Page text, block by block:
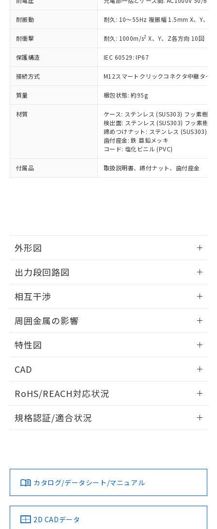
耐振動 耐久: 10～55Hz 複振幅 1.5mm X、Y、Z
耐衝撃 耐久: 1000m/s2 X、Y、Z各方向 10回
保護構造 IEC 60529: IP67
接続方式 M12スマートクリックコネクタ中継タイ
質量 梱包状態: 約95g
材質
ケース: ステンレス (SUS303) フッ素樹脂
検出面: ステンレス (SUS303) フッ素樹脂
締めつけナット: ステンレス (SUS303) フ
歯付座金: 鉄 亜鉛メッキ
コード: 塩化ビニル (PVC)
付属品 取扱説明書、締付ナット、歯付座金
外形図
外形図
出力段回路図
出力段回路図
タイムチャート
相互干渉
相互干渉
A: 65mm以上、B: 60mm以上
周囲金属の影響
周囲金属の影響
L: 12mm以上、φd: 80mm以上、D: 12mm以上、m: 20mm
以上、n: 80mm以上
金属埋め込み
特性図
検出物体の大きさと材質による影響
CAD
ドすることができます。
ログイン/会員登録
ダウンロードデータをご利用いただく前に、以下を必ずお読
みください。
ソフトウェアの使用条件
RoHS/REACH対応状況
EU RoHS 注意事項・凡例
対応済み
中国 RoHS 注意事項・凡例
規格認証/適合状況
LR型式承認
（イギリス
船舶規格）
DNV型式承認
（ノルウェー
BV型式承認
（フランス
KR型式
（韓国
カタログ/データシート/マニュアル
2D CADデータ
タに基づき作成されるものであり、閲
覧された時点での実際の在庫および標
準価格とは異なる場合があることをご
了承ください。
様のお取引先、またはお客様担当のオ
ムロン制御機器販売店・当社販売員に
オムロン制御機器販売店や当社販売拠
販売ネットワーク
」をご確認
在庫状況および標準価格結果を当社の
事前の承諾なく第三者に漏洩または開
示しないようお願いします。
マイパーツ機能（部品リスト作成サー
ビス）をご利用いただくには、I-Web
引・商談に必要な範囲で利用すること
の共同利用に関して"
用者の範囲」に記載されている法人を
指します。
ミウム(Cd) 100ppm以下、
六価クロム(Cr(Ⅵ)) 1000ppm以下、ポリ臭化ビフェニル
類(PBB) 1000ppm以下、ポリ臭化ジフェニルエーテル類
(PBDE) 1000ppm以下、フタル酸ビス(2-エチルヘキシ
ル) (DEHP)(別名：DOP) 1000ppm以下、フタル酸ブチ
ルベンジル（BBP） 1000ppm以下、フタル酸ジブチル
（DBP） 1000ppm以下、フタル酸ジイソブチル
(DIBP) 1000ppm以下
但し、RoHS指令で産業用監視および制御機器に対する
フタル酸エステル類の４物質については閾値を超える意
部品在庫の切り替え状況などにより、予定
月が前後することがあります。
EU RoHS指令（10物質）の非含有証明書
51物質の非含有証明書（当社基準）
※本証明書は発行日時点で非含有を証明す
るもので、過去に遡って非含有を証明する
ものではありません。
また、RoHS指令のフタル酸エステル類４
荷製品に未対応品が混在することから備考
欄に対応日を記載しておりました。
既に当社にて対応品への在庫切替を完了
*中国RoHS10物質の基準値 (GB/T26572)：
Pb(鉛) :1000ppm、 Hg(水銀) : 1000ppm、 Cd(カドミウ
Cr(Ⅵ)(六価クロム) : 1000ppm、 PBBs(ポリ臭化ビフェ
ニル類) : 1000ppm、 PBDEs(ポリ臭化ジフェニルエーテ
DBP(フタル酸ジブチル) : 1000ppm、 DIBP(フタル酸ジ
イソブチル) : 1000ppm、 BBP(フタル酸ブチルベンジ
ル) : 1000ppm、
DEHP(フタル酸ビス(2-エチルヘキシル)) : 1000ppm
※2 環境保護使用期限
「ｅ」：有害物質（10物質）のすべてが基
準値以下であることを示します。
「10」：通常の使用状況下において有害物
質が外部に漏えいし、環境に深刻な影響を
及ぼさない年数を意味します。
「－」：未確認です。当社販売部門へお問
または国外への提供する場合は、日本
国政府の輸出許可(または役務取引許
可)を取得するなどの必要な手続きを
当社は規制貨物を破棄する場合は、完
全に破砕するなど、違法に輸出されな
いよう必要な手段を講じます。
当社は貴社製品を、核兵器、ミサイ
ル、化学兵器、生物兵器またはその他
武器並びにこれらの製造装置等に一切
使用いたしません。
当社は、貴社製品を第三者に販売する
場合は、上記1、2および3の内容を当
該第三者に通知します。また当社は、
販売先および販売に係わる関係者が違
法に輸出するおそれがある場合は、取
り引きをいたしません。
合意する キャンセル
一定数以上の在庫あり
一定数には満たないが在庫あり
在庫なし(最新の在庫状況につ
いては、お客様のお取引先、ま
たはお客様担当のオムロン制御
機器販売店・当社販売員にご確
認ください)
受注生産機種、また在庫状況の
情報を公開していない機種